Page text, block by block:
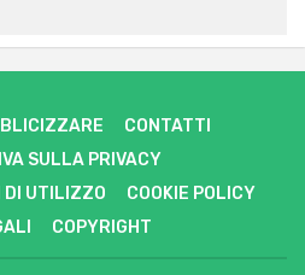
CONTATTI
SULLA PRIVACY
DI UTILIZZO
COOKIE POLICY
COPYRIGHT